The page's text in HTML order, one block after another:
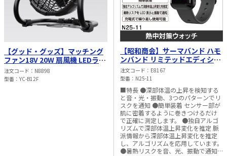
【グッド・グッズ】マッチング
ファン18V 20W 扇風機 LEDライ
ト付き バッテリー着脱式 YC-
B12F
注文コード
N8898
型番
YC-B12F
【昭和商会】サーマバンド ハモ
ンバンド リミテッドエディショ
ン（充電式） N25-11
注文コード
E8167
型番
N25-11
■特長 ●深部体温の上昇を検知する
と音・光・振動、3つのパターンでリ
スクを通知 ●簡単装着 センサー部が
肌に密着するように巻きつけるだけ
で正確に測定します。 ●独自アルゴ
リズムで深部体温上昇変化を推定 脈
派情報から深部体温上昇変化を推定
し、アルゴリズムを応用しています。
●暑熱リスクを音、光、振動で通知